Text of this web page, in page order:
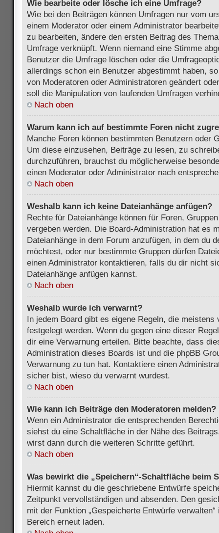
Wie bearbeite oder lösche ich eine Umfrage?
Wie bei den Beiträgen können Umfragen nur vom
einem Moderator oder einem Administrator
zu bearbeiten, ändere den ersten Beitrag des
Umfrage verknüpft. Wenn niemand eine Stimme
Benutzer die Umfrage löschen oder die
allerdings schon ein Benutzer abgestimmt haben,
von Moderatoren oder Administratoren geändert
soll die Manipulation von laufenden Umfragen
Nach oben
Warum kann ich auf bestimmte Foren nicht
Manche Foren können bestimmten Benutzern oder
Um diese einzusehen, Beiträge zu lesen, zu
durchzuführen, brauchst du möglicherweise
einen Moderator oder Administrator nach
Nach oben
Weshalb kann ich keine Dateianhänge anfügen?
Rechte für Dateianhänge können für Foren,
vergeben werden. Die Board-Administration hat es
Dateianhänge in dem Forum anzufügen, in dem du
möchtest, oder nur bestimmte Gruppen dürfen
einen Administrator kontaktieren, falls du dir nicht
Dateianhänge anfügen kannst.
Nach oben
Weshalb wurde ich verwarnt?
In jedem Board gibt es eigene Regeln, die meistens
festgelegt werden. Wenn du gegen eine dieser
dir eine Verwarnung erteilen. Bitte beachte, dass
Administration dieses Boards ist und die phpBB
Verwarnung zu tun hat. Kontaktiere einen
sicher bist, wieso du verwarnt wurdest.
Nach oben
Wie kann ich Beiträge den Moderatoren melden?
Wenn ein Administrator die entsprechenden
siehst du eine Schaltfläche in der Nähe des
wirst dann durch die weiteren Schritte geführt.
Nach oben
Was bewirkt die „Speichern“-Schaltfläche beim
Hiermit kannst du die geschriebene Entwürfe
Zeitpunkt vervollständigen und absenden. Den
mit der Funktion „Gespeicherte Entwürfe
Bereich erneut laden.